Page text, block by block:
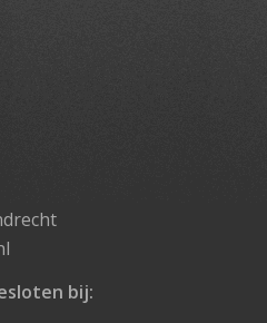
bij: